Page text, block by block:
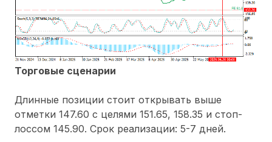
Торговые сценарии
Длинные позиции стоит открывать выше
отметки 147.60 с целями 151.65, 158.35 и стоп-
лоссом 145.90. Срок реализации: 5-7 дней.